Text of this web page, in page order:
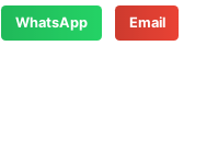
WhatsApp Email